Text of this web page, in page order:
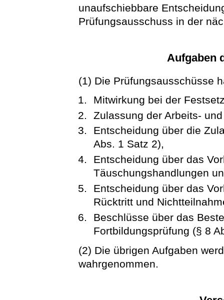
unaufschiebbare
Prüfungsausschuss in der
Aufgaben
(1) Die Prüfungsausschüsse
Mitwirkung bei der
Zulassung der Arbeits-
Entscheidung über die
Abs. 1 Satz 2),
Entscheidung über das
Täuschungshandlungen
Entscheidung über das
Rücktritt und
Beschlüsse über das
Fortbildungsprüfung (§ 8
(2) Die übrigen Aufgaben
wahrgenommen.